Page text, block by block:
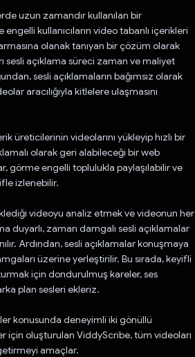
uzun zamandır kullanılan bir
kullanıcıların video tabanlı içerikleri
olanak tanıyan bir çözüm olarak
sesli açıklama süreci zaman ve maliyet
sesli açıklamaların bağımsız olarak
aracılığıyla kitlelere ulaşmasını
üreticilerinin videolarını yükleyip hızlı bir
olarak geri alabileceği bir web
görme engelli toplulukla paylaşılabilir ve
izlenebilir.
videoyu analiz etmek ve videonun her
duyarlı, zaman damgalı sesli açıklamalar
Ardından, sesli açıklamalar konuşmaya
üzerine yerleştirilir. Bu sırada, keyifli
için dondurulmuş kareler, ses
plan sesleri ekleriz.
konusunda deneyimli iki gönüllü
için oluşturulan ViddyScribe, tüm videoları
amaçlar.